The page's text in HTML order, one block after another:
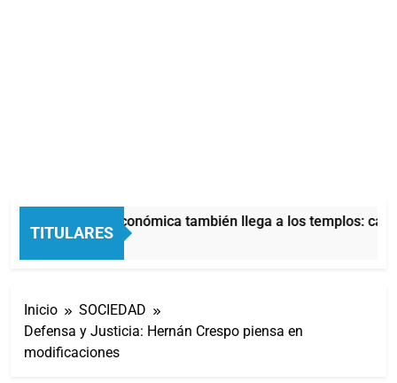
TITULARES
La crisis económica también llega a los templos:
4 Horas Atrás
Inicio
SOCIEDAD
Defensa y Justicia: Hernán Crespo piensa en
modificaciones